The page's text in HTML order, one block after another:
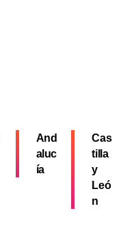
And
aluc
ía
Cas
tilla
y
Leó
n